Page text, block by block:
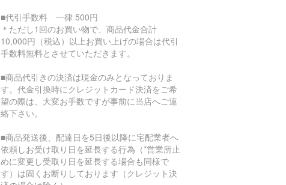
■代引手数料 一律 500円
＊ただし1回のお買い物で、商品代金合計
10,000円（税込）以上お買い上げの場合は代引
手数料無料とさせていただきます。
■商品代引きの決済は現金のみとなっておりま
す。代金引換時にクレジットカード決済をご希
望の際は、大変お手数ですが事前に当店へご連
絡下さい。
■商品発送後、配達日を5日後以降に宅配業者へ
依頼しお受け取り日を延長する行為（*営業所止
めに変更し受取り日を延長する場合も同様で
す）は固くお断りしております（クレジット決